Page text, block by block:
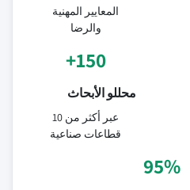
المعايير المهنية
والرضا
150+
محللو الأبحاث
عبر أكثر من 10
قطاعات صناعية
95%